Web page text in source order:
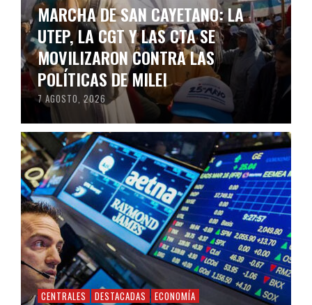
MARCHA DE SAN CAYETANO: LA
UTEP, LA CGT Y LAS CTA SE
MOVILIZARON CONTRA LAS
POLÍTICAS DE MILEI
7 AGOSTO, 2026
CENTRALES DESTACADAS ECONOMÍA